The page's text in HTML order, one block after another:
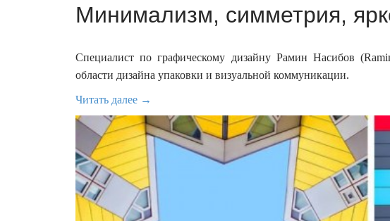
Минимализм, симметрия,
Специалист по графическому дизайну Рамин Насибов
области дизайна упаковки и визуальной коммуникации.
Читать далее →